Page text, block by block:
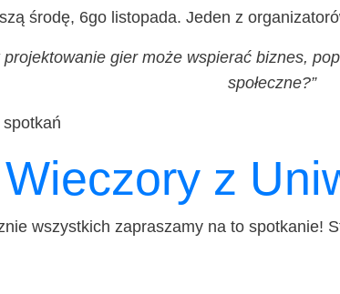
śro­dę, 6go listo­pa­da. Jeden z
gier może wspie­rać biz­nes,
społeczne?”
z
wszyst­kich zapra­sza­my na to spo­tka­nie!